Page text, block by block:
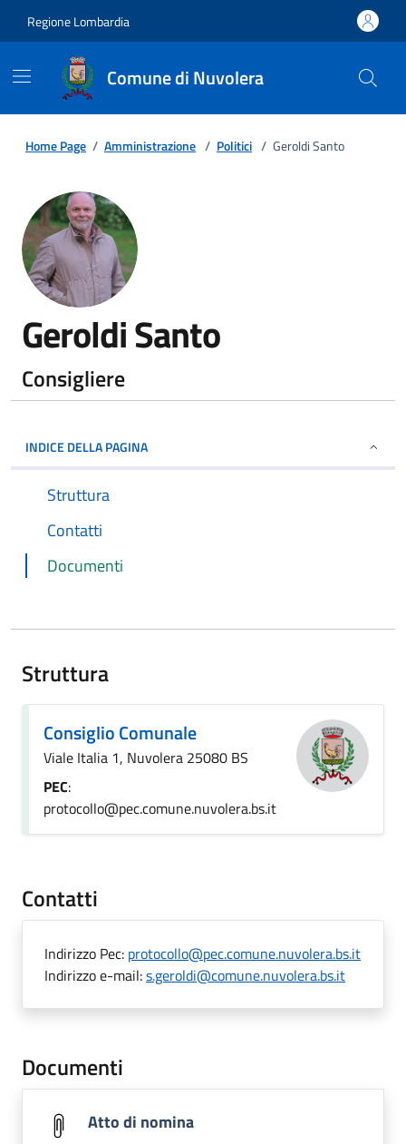
Regione Lombardia
Comune di Nuvolera
Home Page / Amministrazione / Politici / Geroldi Santo
Geroldi Santo
Consigliere
INDICE DELLA PAGINA
Struttura
Contatti
Documenti
Struttura
Consiglio Comunale
Viale Italia 1, Nuvolera 25080 BS
PEC:
protocollo@pec.comune.nuvolera.bs.it
Contatti
Indirizzo Pec: protocollo@pec.comune.nuvolera.bs.it
Indirizzo e-mail:s.geroldi@comune.nuvolera.bs.it
Documenti
Atto di nomina